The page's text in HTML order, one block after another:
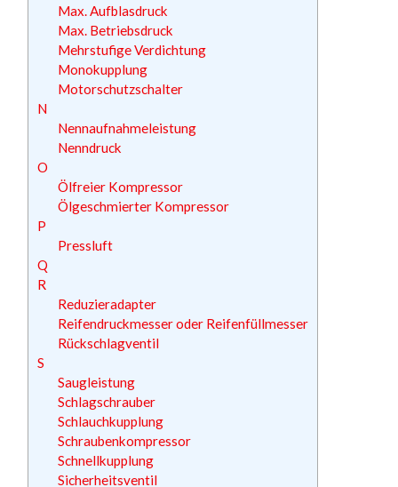
Max. Aufblasdruck
Max. Betriebsdruck
Mehrstufige Verdichtung
Monokupplung
Motorschutzschalter
N
Nennaufnahmeleistung
Nenndruck
O
Ölfreier Kompressor
Ölgeschmierter Kompressor
P
Pressluft
Q
R
Reduzieradapter
Reifendruckmesser oder Reifenfüllmesser
Rückschlagventil
S
Saugleistung
Schlagschrauber
Schlauchkupplung
Schraubenkompressor
Schnellkupplung
Sicherheitsventil